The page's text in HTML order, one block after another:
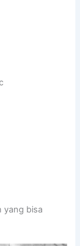
yang bisa